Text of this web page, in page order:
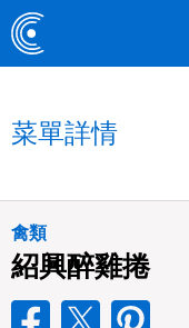
菜單詳情
禽類
紹興醉雞捲